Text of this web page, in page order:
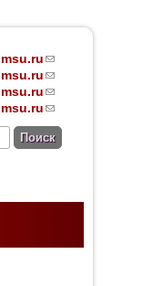
e-mail)
e-mail)
e-mail)
sends
e-mail)